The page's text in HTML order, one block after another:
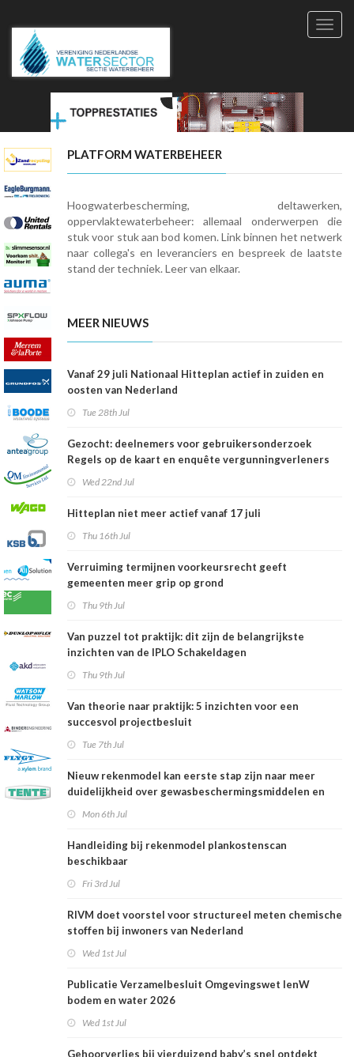
PLATFORM WATERBEHEER
Hoogwaterbescherming, deltawerken,
oppervlaktewaterbeheer: allemaal onderwerpen die
stuk voor stuk aan bod komen. Link binnen het netwerk
naar collega's en leveranciers en bespreek de laatste
stand der techniek. Leer van elkaar.
MEER NIEUWS
Vanaf 29 juli Nationaal Hitteplan actief in zuiden en
oosten van Nederland
Tue 28th Jul
Gezocht: deelnemers voor gebruikersonderzoek
Regels op de kaart en enquête vergunningverleners
Wed 22nd Jul
Hitteplan niet meer actief vanaf 17 juli
Thu 16th Jul
Verruiming termijnen voorkeursrecht geeft
gemeenten meer grip op grond
Thu 9th Jul
Van puzzel tot praktijk: dit zijn de belangrijkste
inzichten van de IPLO Schakeldagen
Thu 9th Jul
Van theorie naar praktijk: 5 inzichten voor een
succesvol projectbesluit
Tue 7th Jul
Nieuw rekenmodel kan eerste stap zijn naar meer
duidelijkheid over gewasbeschermingsmiddelen en
Mon 6th Jul
Handleiding bij rekenmodel plankostenscan
beschikbaar
Fri 3rd Jul
RIVM doet voorstel voor structureel meten chemische
stoffen bij inwoners van Nederland
Wed 1st Jul
Publicatie Verzamelbesluit Omgevingswet IenW
bodem en water 2026
Wed 1st Jul
Gehoorverlies bij vierduizend baby’s snel ontdekt